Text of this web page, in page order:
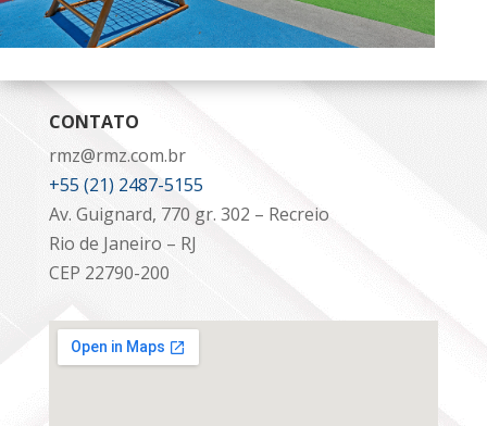
CONTATO
rmz@rmz.com.br
+55 (21) 2487-5155
Av. Guignard, 770 gr. 302 – Recreio
Rio de Janeiro – RJ
CEP 22790-200